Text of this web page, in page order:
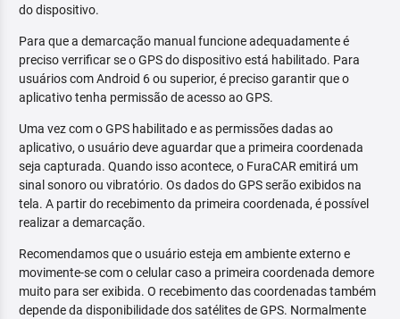
do dispositivo.
Para que a demarcação manual funcione adequadamente é
preciso verrificar se o GPS do dispositivo está habilitado. Para
usuários com Android 6 ou superior, é preciso garantir que o
aplicativo tenha permissão de acesso ao GPS.
Uma vez com o GPS habilitado e as permissões dadas ao
aplicativo, o usuário deve aguardar que a primeira coordenada
seja capturada. Quando isso acontece, o FuraCAR emitirá um
sinal sonoro ou vibratório. Os dados do GPS serão exibidos na
tela. A partir do recebimento da primeira coordenada, é possível
realizar a demarcação.
Recomendamos que o usuário esteja em ambiente externo e
movimente-se com o celular caso a primeira coordenada demore
muito para ser exibida. O recebimento das coordenadas também
depende da disponibilidade dos satélites de GPS. Normalmente